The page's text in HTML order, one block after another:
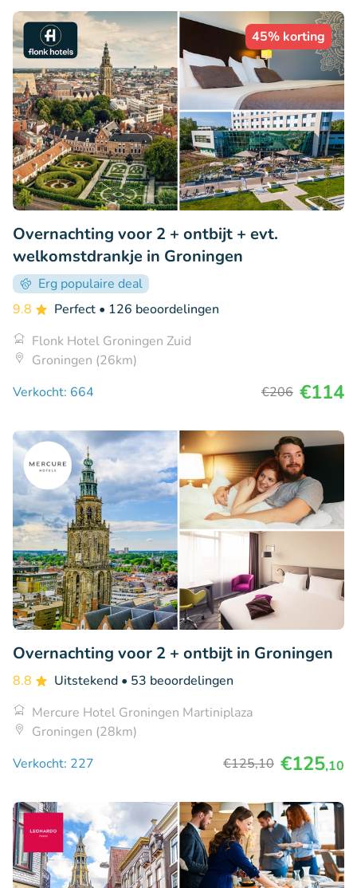
45% korting
Overnachting voor 2 + ontbijt + evt.
welkomstdrankje in Groningen
Erg populaire deal
9.8
Perfect • 126 beoordelingen
Flonk Hotel Groningen Zuid
Groningen (26km)
Verkocht: 664
€206 €114
Overnachting voor 2 + ontbijt in Groningen
8.8 Uitstekend • 53 beoordelingen
Mercure Hotel Groningen Martiniplaza
Groningen (28km)
Verkocht: 227
€125,10 €125,10